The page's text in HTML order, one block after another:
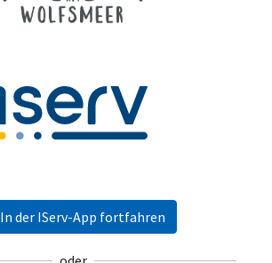
In der IServ-App fortfahren